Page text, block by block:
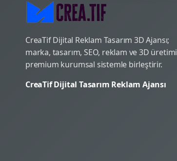
CreaTif Dijital Reklam Tasarım 3D Ajansı;
marka, tasarım, SEO, reklam ve 3D üretimi
premium kurumsal sistemle birleştirir.
CreaTif Dijital Tasarım Reklam Ajansı